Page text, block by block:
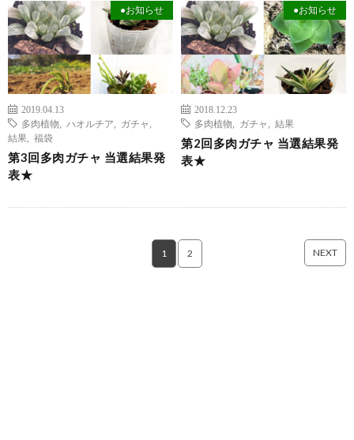
●お知らせ
2019.04.13
多肉植物
ハオルチア ガチャ
結果
福袋
第3回多肉ガチャ 当選結果発
表★
●お知らせ
2018.12.23
多肉植物
ガチャ 結果
第2回多肉ガチャ 当選結果発
表★
1 2 NEXT